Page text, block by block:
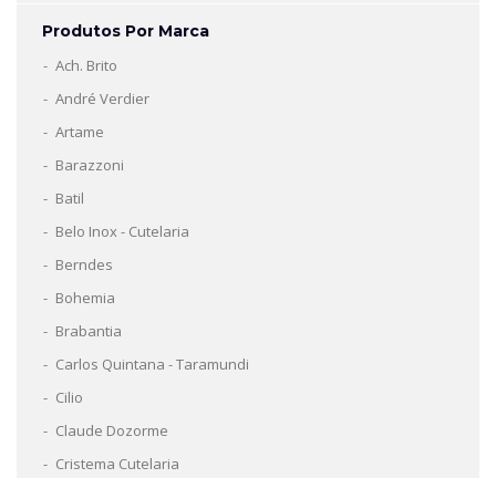
Produtos Por Marca
Ach. Brito
André Verdier
Artame
Barazzoni
Batil
Belo Inox - Cutelaria
Berndes
Bohemia
Brabantia
Carlos Quintana - Taramundi
Cilio
Claude Dozorme
Cristema Cutelaria